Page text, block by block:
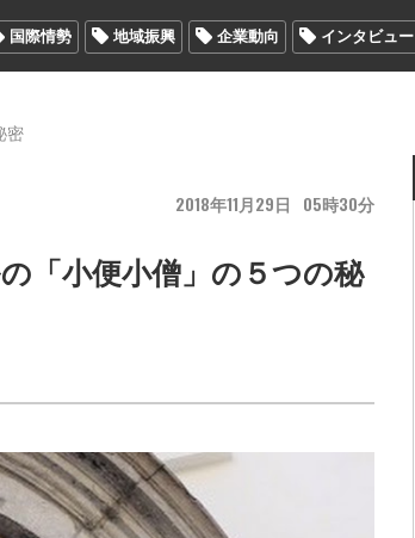
国際情勢 地域振興 企業動向 インタビュー
密
2018 11 29 05 30
「小便小僧」の５つの秘